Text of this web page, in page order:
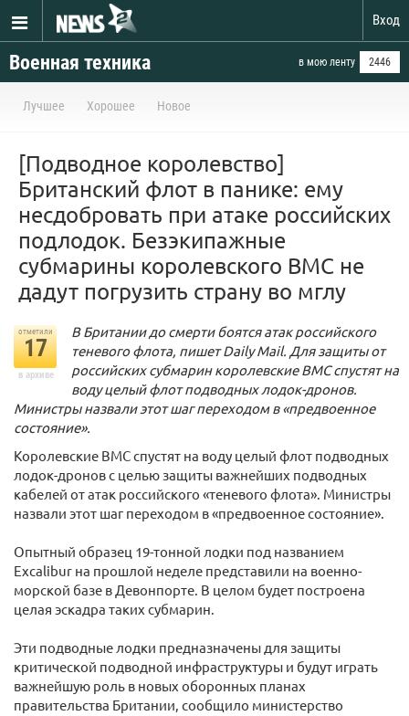
Вход
Военная техника в мою ленту 2446
Лучшее Хорошее Новое
[Подводное королевство]
Британский флот в панике: ему
несдобровать при атаке российских
подлодок. Безэкипажные
субмарины королевского ВМС не
дадут погрузить страну во мглу
отметили
17
в архиве
В Британии до смерти боятся атак российского
теневого флота, пишет Daily Mail. Для защиты от
российских субмарин королевские ВМС спустят на
воду целый флот подводных лодок-дронов.
Министры назвали этот шаг переходом в «предвоенное
состояние».
Королевские ВМС спустят на воду целый флот подводных
лодок-дронов с целью защиты важнейших подводных
кабелей от атак российского «теневого флота». Министры
назвали этот шаг переходом в «предвоенное состояние».
Опытный образец 19-тонной лодки под названием
Excalibur на прошлой неделе представили на военно-
морской базе в Девонпорте. В целом будет построена
целая эскадра таких субмарин.
Эти подводные лодки предназначены для защиты
критической подводной инфраструктуры и будут играть
важнейшую роль в новых оборонных планах
правительства Британии, сообщило министерство